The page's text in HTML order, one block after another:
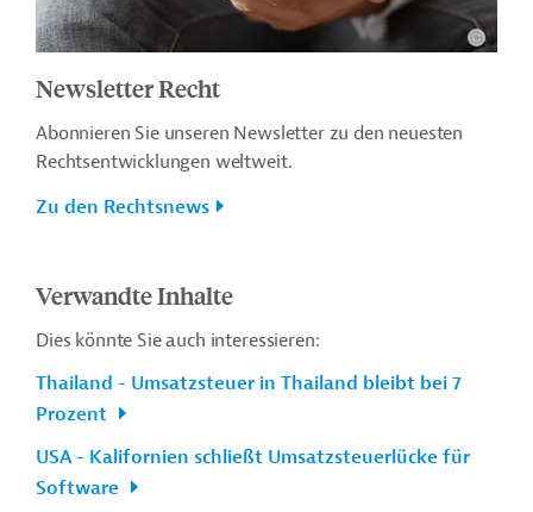
Newsletter Recht
Abonnieren Sie unseren Newsletter zu den neuesten
Rechtsentwicklungen weltweit.
Zu den Rechtsnews
Verwandte Inhalte
Dies könnte Sie auch interessieren:
Thailand - Umsatzsteuer in Thailand bleibt bei 7
Prozent
USA - Kalifornien schließt Umsatzsteuerlücke für
Software